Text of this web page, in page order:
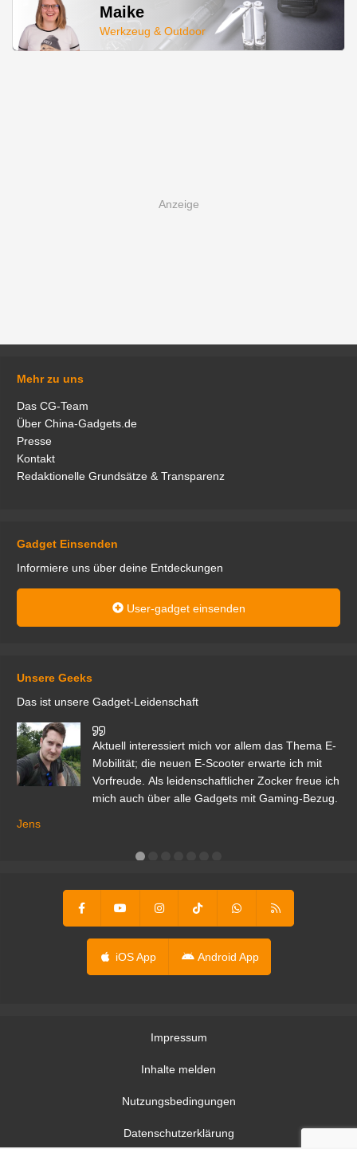
Maike
Werkzeug & Outdoor
Mehr zu uns
Das CG-Team
Über China-Gadgets.de
Presse
Kontakt
Redaktionelle Grundsätze & Transparenz
Gadget Einsenden
Informiere uns über deine Entdeckungen
User-gadget einsenden
Unsere Geeks
Das ist unsere Gadget-Leidenschaft
Aktuell interessiert mich vor allem das Thema E-
Mobilität; die neuen E-Scooter erwarte ich mit
Vorfreude. Als leidenschaftlicher Zocker freue ich
mich auch über alle Gadgets mit Gaming-Bezug.
Jens
iOS App Android App
Impressum
Inhalte melden
Nutzungsbedingungen
Datenschutzerklärung